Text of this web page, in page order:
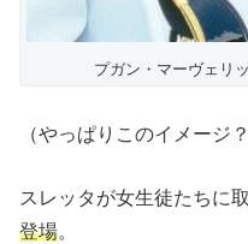
プガン・マーヴェリ
（やっぱりこのイメージ？
スレッタが女生徒たちに
登場。